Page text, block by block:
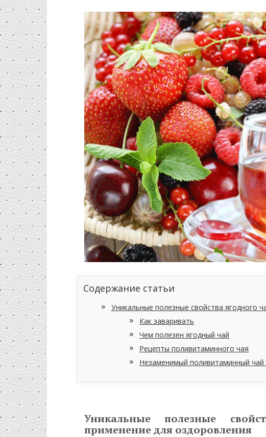
Содержание статьи
Уникальные полезные свойства ягодного
Как заваривать
Чем полезен ягодный чай
Рецепты поливитаминного чая
Незаменимый поливитаминный чай
Уникальные полезные
применение для оздоровления